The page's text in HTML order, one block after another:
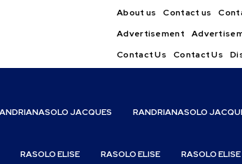
About us Contact us
Advertisement
Contact Us
Contact Us
JACQUES RANDRIANASOLO
RASOLO ELISE RASOLO ELISE RASOLO ELISE